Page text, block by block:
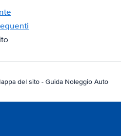
del sito - Guida Noleggio Auto